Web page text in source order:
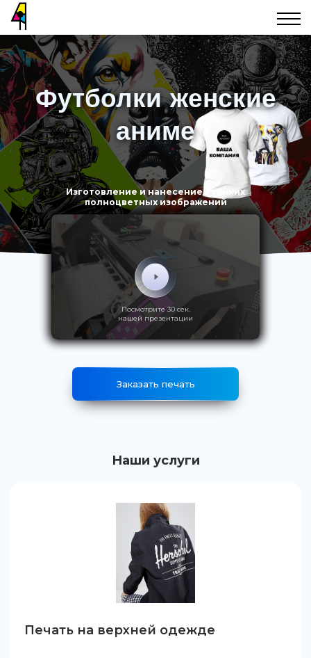
Футболки женские
аниме
Изготовление и нанесение стойких
полноцветных изображений
Посмотрите 30 сек.
нашей презентации
Заказать печать
Наши услуги
Печать на верхней одежде